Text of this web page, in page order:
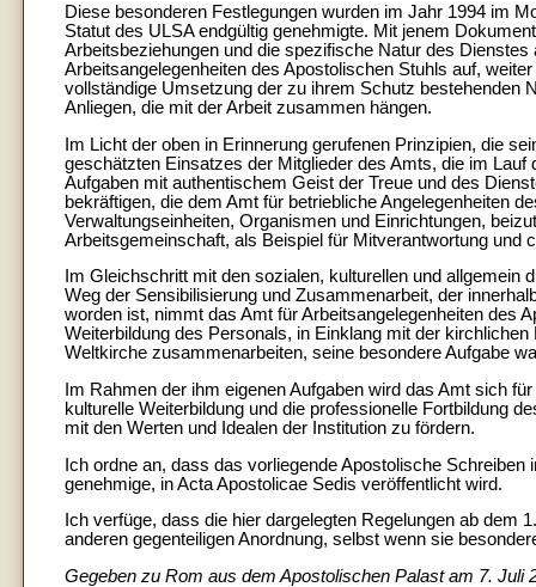
Diese besonderen Festlegungen wurden im Jahr 1994 im
Statut des ULSA endgültig genehmigte. Mit jenem
Arbeitsbeziehungen und die spezifische Natur des
Arbeitsangelegenheiten des Apostolischen Stuhls auf,
vollständige Umsetzung der zu ihrem Schutz bestehenden
Anliegen, die mit der Arbeit zusammen hängen.
Im Licht der oben in Erinnerung gerufenen Prinzipien, die
geschätzten Einsatzes der Mitglieder des Amts, die im
Aufgaben mit authentischem Geist der Treue und des
bekräftigen, die dem Amt für betriebliche Angelegenheiten
Verwaltungseinheiten, Organismen und Einrichtungen,
Arbeitsgemeinschaft, als Beispiel für Mitverantwortung und
Im Gleichschritt mit den sozialen, kulturellen und
Weg der Sensibilisierung und Zusammenarbeit, der
worden ist, nimmt das Amt für Arbeitsangelegenheiten des
Weiterbildung des Personals, in Einklang mit der
Weltkirche zusammenarbeiten, seine besondere Aufgabe
Im Rahmen der ihm eigenen Aufgaben wird das Amt sich
kulturelle Weiterbildung und die professionelle Fortbildung
mit den Werten und Idealen der Institution zu fördern.
Ich ordne an, dass das vorliegende Apostolische
genehmige, in Acta Apostolicae Sedis veröffentlicht wird.
Ich verfüge, dass die hier dargelegten Regelungen ab dem
anderen gegenteiligen Anordnung, selbst wenn sie
Gegeben zu Rom aus dem Apostolischen Palast am 7. Juli